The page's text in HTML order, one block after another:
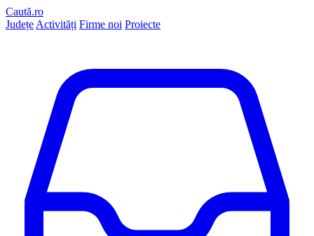
Caută.ro
Județe Activități Firme noi Proiecte